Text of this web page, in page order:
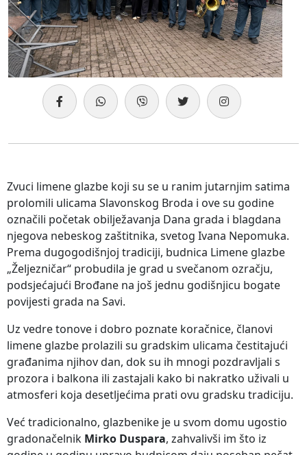
Zvuci limene glazbe koji su se u ranim jutarnjim satima
prolomili ulicama Slavonskog Broda i ove su godine
označili početak obilježavanja Dana grada i blagdana
njegova nebeskog zaštitnika, svetog Ivana Nepomuka.
Prema dugogodišnjoj tradiciji, budnica Limene glazbe
„Željezničar“ probudila je grad u svečanom ozračju,
podsjećajući Brođane na još jednu godišnjicu bogate
povijesti grada na Savi.
Uz vedre tonove i dobro poznate koračnice, članovi
limene glazbe prolazili su gradskim ulicama čestitajući
građanima njihov dan, dok su ih mnogi pozdravljali s
prozora i balkona ili zastajali kako bi nakratko uživali u
atmosferi koja desetljećima prati ovu gradsku tradiciju.
Već tradicionalno, glazbenike je u svom domu ugostio
gradonačelnik Mirko Duspara, zahvalivši im što iz